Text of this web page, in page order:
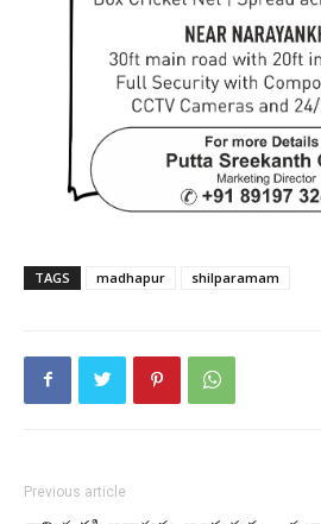
TAGS madhapur shilparamam
Previous article